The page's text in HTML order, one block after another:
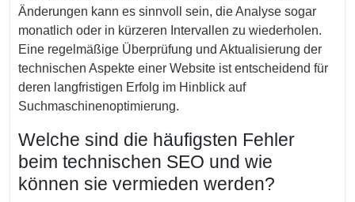
Änderungen kann es sinnvoll sein, die Analyse sogar
monatlich oder in kürzeren Intervallen zu wiederholen.
Eine regelmäßige Überprüfung und Aktualisierung der
technischen Aspekte einer Website ist entscheidend für
deren langfristigen Erfolg im Hinblick auf
Suchmaschinenoptimierung.
Welche sind die häufigsten Fehler
beim technischen SEO und wie
können sie vermieden werden?